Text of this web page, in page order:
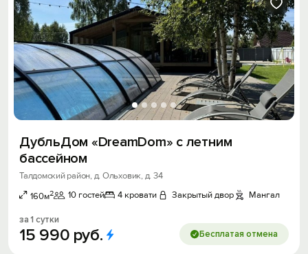
ДубльДом «DreamDom» с летним
бассейном
Талдомский район, д. Ольховик, д. 34
160м2 10 гостей 4 кровати Закрытый двор Мангал
за 1 сутки
15 990 руб. Бесплатая отмена